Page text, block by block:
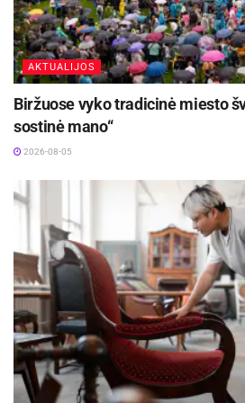
kompozitorės Magdalena
Bružaitė (Kaunas).
Aktualios naujienos
2026-08-06
Rugpjūčio 11-ąją
„Maisto banko“
2026-08-06
„Ateitis ir tapatybė čia
jau 800 metų formuoja
Tai upė, pasakojanti apie
Hanzos laikų istorijos šaknis,
AKTUALIJOS
Biržuose vyko tradicinė miesto
sostinė mano“
2026-08-05